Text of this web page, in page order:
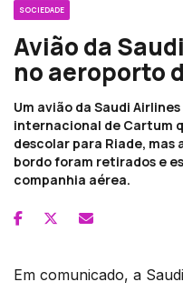
SOCIEDADE
Avião da
no aeroporto
Um avião da Saudi
internacional de Cartum
descolar para Riade, mas
bordo foram retirados e
companhia aérea.
Em comunicado, a